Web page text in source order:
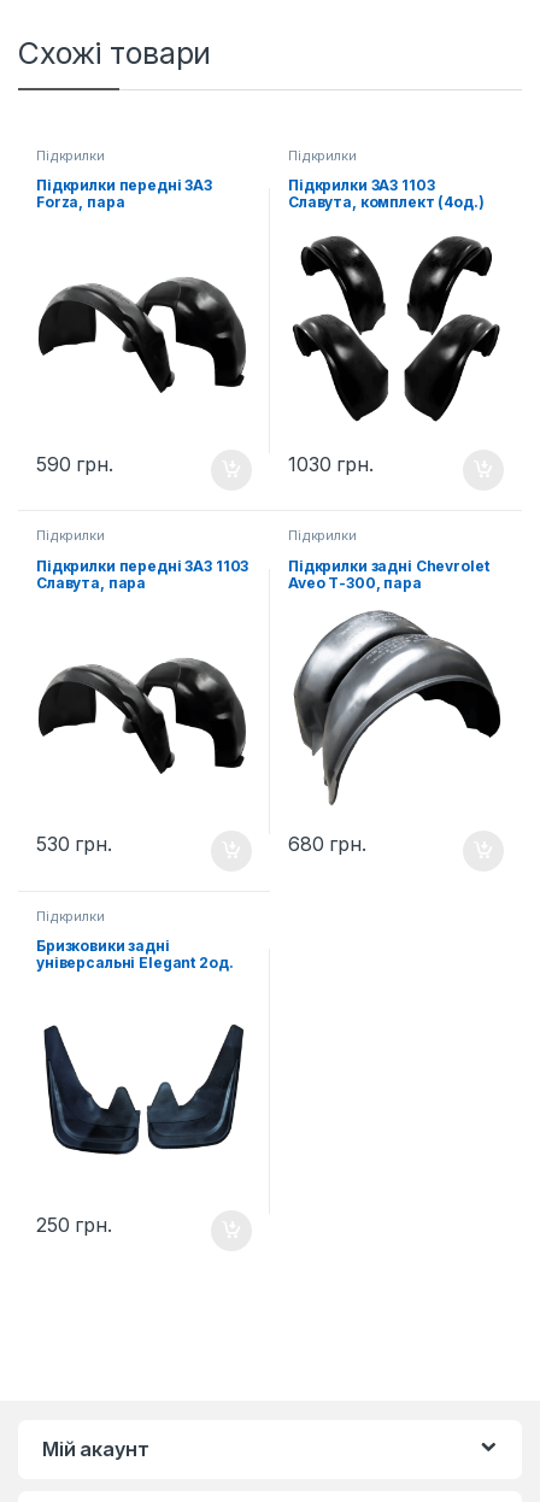
Схожі товари
Підкрилки
Підкрилки передні ЗАЗ
Forza, пара
590 грн.
Підкрилки
Підкрилки ЗАЗ 1103
Славута, комплект (4од.)
1030 грн.
Підкрилки
Підкрилки передні ЗАЗ 1103
Славута, пара
530 грн.
Підкрилки
Підкрилки задні Chevrolet
Aveo Т-300, пара
680 грн.
Підкрилки
Бризковики задні
універсальні Elegant 2од.
250 грн.
Мій акаунт